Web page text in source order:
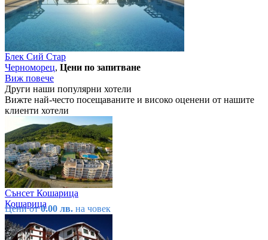
Блек Сий Стар
Черноморец, Цени по запитване
Виж повече
Други наши популярни хотели
Вижте най-често посещаваните и високо оценени от нашите
клиенти хотели
Сънсет Кошарица
Кошарица
Цени от0.00 лв. на човек